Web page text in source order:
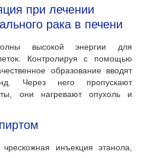
при лечении
рака в печени
высокой энергии для
Контролируя с помощью
образование вводят
Через него пропускают
они нагревают опухоль и
инъекция этанола,